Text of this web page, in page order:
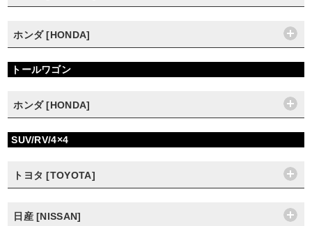
ホンダ [HONDA]
トールワゴン
ホンダ [HONDA]
SUV/RV/4×4
トヨタ [TOYOTA]
日産 [NISSAN]